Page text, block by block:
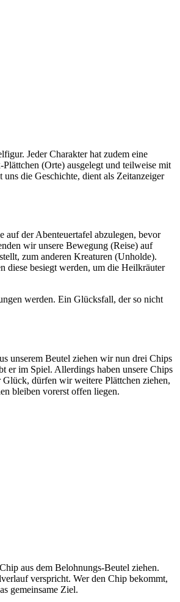
Jeder Charakter hat zudem eine
(Orte) ausgelegt und teilweise mit
die Geschichte, dient als Zeitanzeiger
auf der Abenteuertafel abzulegen, bevor
wir unsere Bewegung (Reise) auf
zum anderen Kreaturen (Unholde).
diese besiegt werden, um die Heilkräuter
werden. Ein Glücksfall, der so nicht
unserem Beutel ziehen wir nun drei Chips
er im Spiel. Allerdings haben unsere Chips
dürfen wir weitere Plättchen ziehen,
bleiben vorerst offen liegen.
aus dem Belohnungs-Beutel ziehen.
verspricht. Wer den Chip bekommt,
gemeinsame Ziel.